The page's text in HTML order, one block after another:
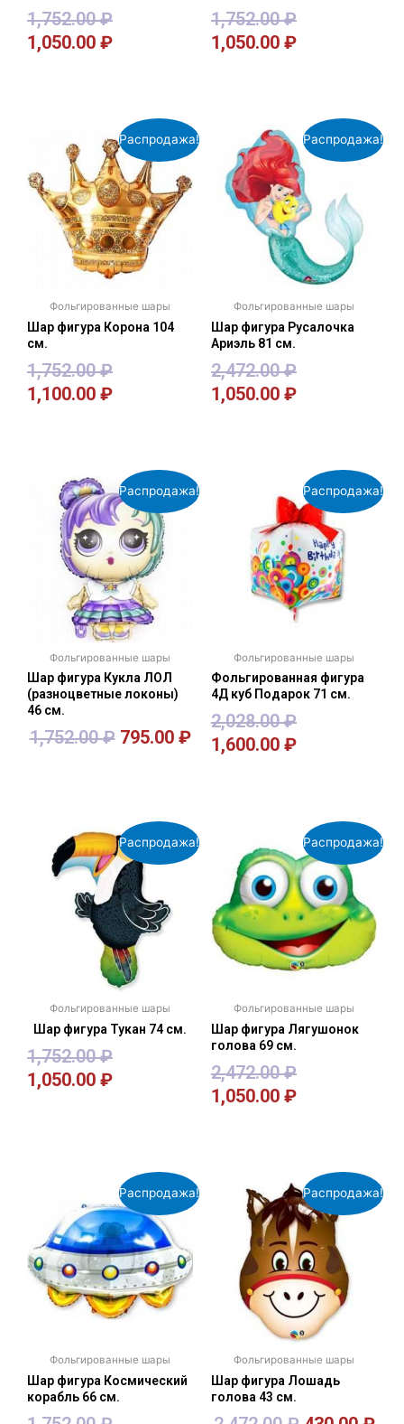
1,752.00₽
1,050.00 ₽
1,752.00₽
1,050.00 ₽
Распродажа!
Фольгированные шары
Шар фигура Корона 104
см.
1,752.00₽
1,100.00 ₽
Распродажа!
Фольгированные шары
Шар фигура Русалочка
Ариэль 81 см.
2,472.00₽
1,050.00 ₽
Распродажа!
Фольгированные шары
Шар фигура Кукла ЛОЛ
(разноцветные локоны)
46 см.
1,752.00₽ 795.00 ₽
Распродажа!
Фольгированные шары
Фольгированная фигура
4Д куб Подарок 71 см.
2,028.00₽
1,600.00 ₽
Распродажа!
Фольгированные шары
Шар фигура Тукан 74 см.
1,752.00₽
1,050.00 ₽
Распродажа!
Фольгированные шары
Шар фигура Лягушонок
голова 69 см.
2,472.00₽
1,050.00 ₽
Распродажа!
Фольгированные шары
Шар фигура Космический
корабль 66 см.
Распродажа!
Фольгированные шары
Шар фигура Лошадь
голова 43 см.